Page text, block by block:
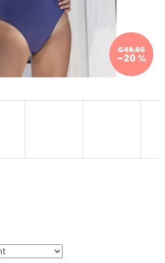
€48,90
–20 %